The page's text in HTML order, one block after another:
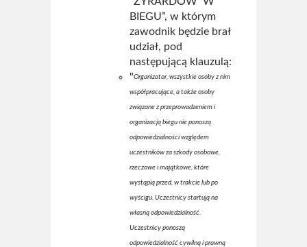
BIEGU”, w którym
zawodnik będzie brał
udział, pod
następującą klauzulą:
"Organizator, wszystkie osoby z nim
współpracujące, a także osoby
związane z przeprowadzeniem i
organizacją biegu nie ponoszą
odpowiedzialności względem
uczestników za szkody osobowe,
rzeczowe i majątkowe, które
wystąpią przed, w trakcie lub po
wyścigu. Uczestnicy startują na
własną odpowiedzialność.
Uczestnicy ponoszą
odpowiedzialność cywilną i prawną